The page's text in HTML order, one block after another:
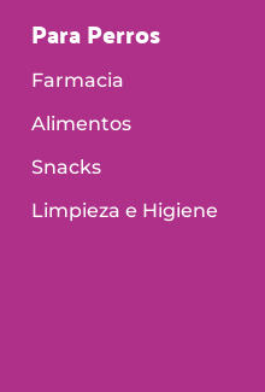
Para Perros
Farmacia
Alimentos
Snacks
Limpieza e Higiene